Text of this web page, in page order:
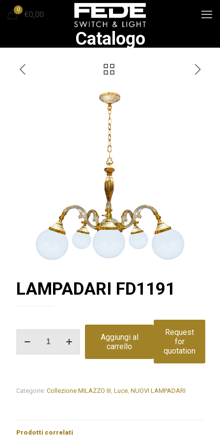
0
€0,00
Catalogo
LAMPADARI FD1191
FD1191
Aggiungi al
carrello
Request
for
quotation
Categorie: Collezione MILAZZO III, Luce, NUOVI LAMPADARI
Prodotti correlati